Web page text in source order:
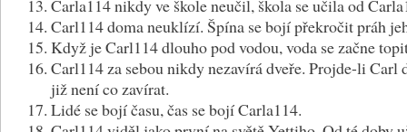
Carla114 nikdy ve škole neučil, škola se učila od
Carl114 doma neuklízí. Špína se bojí překročit práh
Když je Carl114 dlouho pod vodou, voda se začne
Carl114 za sebou nikdy nezavírá dveře. Projde-li Carl
již není co zavírat.
Lidé se bojí času, čas se bojí Carla114.